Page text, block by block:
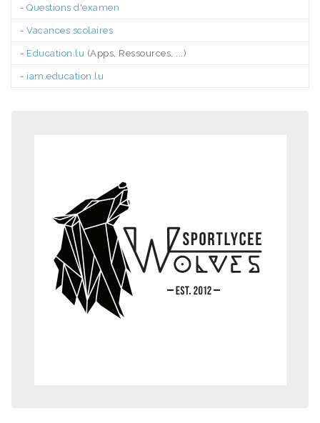
- Questions d'examen
- Vacances scolaires
- Education.lu (Apps, Ressources, ...)
- iam.education.lu